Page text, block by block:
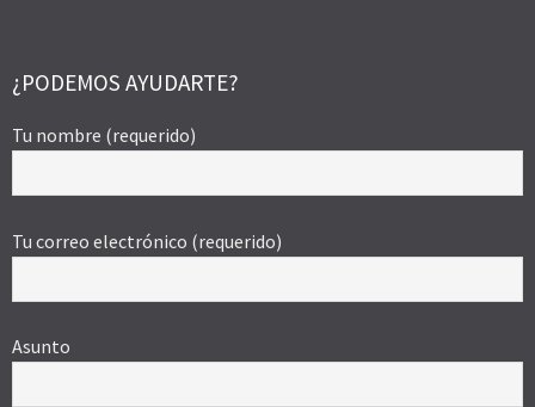
¿PODEMOS AYUDARTE?
Tu nombre (requerido)
Tu correo electrónico (requerido)
Asunto